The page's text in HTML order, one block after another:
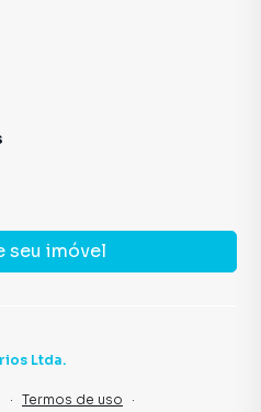
seu imóvel
Ltda.
· Termos de uso ·